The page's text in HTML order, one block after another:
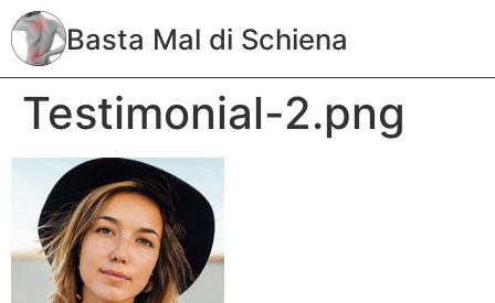
Basta Mal di Schiena
Testimonial-2.png